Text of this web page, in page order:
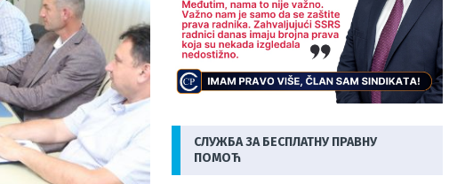
СЛУЖБА ЗА БЕСПЛАТНУ ПРАВНУ
ПОМОЋ